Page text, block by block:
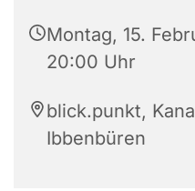
Montag, 15.
20:00 Uhr
blick.punkt,
Ibbenbüren